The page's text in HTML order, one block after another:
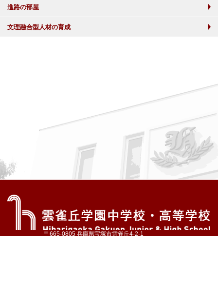
進路の部屋
文理融合型人材の育成
〒665-0805 兵庫県宝塚市雲雀丘4-2-1